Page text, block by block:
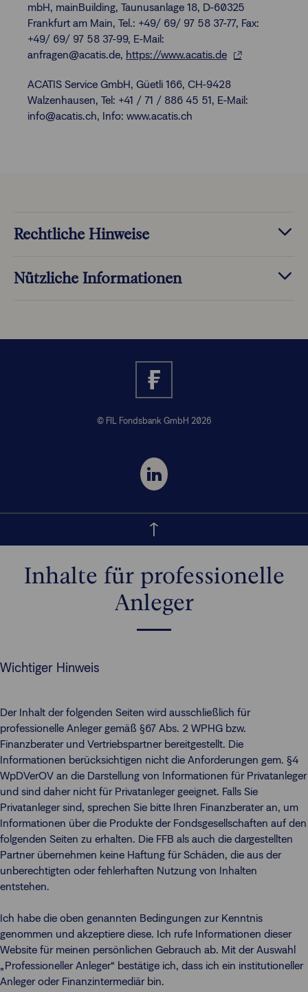
mbH, mainBuilding, Taunusanlage 18, D-60325
Frankfurt am Main, Tel.: +49/ 69/ 97 58 37-77, Fax:
+49/ 69/ 97 58 37-99, E-Mail:
anfragen@acatis.de, https://www.acatis.de
ACATIS Service GmbH, Güetli 166, CH-9428
Walzenhausen, Tel: +41 / 71 / 886 45 51, E-Mail:
info@acatis.ch, Info: www.acatis.ch
Rechtliche Hinweise
Nützliche Informationen
© FIL Fondsbank GmbH 2026
Inhalte für professionelle
Anleger
Wichtiger Hinweis
Der Inhalt der folgenden Seiten wird ausschließlich für
professionelle Anleger gemäß §67 Abs. 2 WPHG bzw.
Finanzberater und Vertriebspartner bereitgestellt. Die
Informationen berücksichtigen nicht die Anforderungen gem. §4
WpDVerOV an die Darstellung von Informationen für Privatanleger
und sind daher nicht für Privatanleger geeignet. Falls Sie
Privatanleger sind, sprechen Sie bitte Ihren Finanzberater an, um
Informationen über die Produkte der Fondsgesellschaften auf den
folgenden Seiten zu erhalten. Die FFB als auch die dargestellten
Partner übernehmen keine Haftung für Schäden, die aus der
unberechtigten oder fehlerhaften Nutzung von Inhalten
entstehen.
Ich habe die oben genannten Bedingungen zur Kenntnis
genommen und akzeptiere diese. Ich rufe Informationen dieser
Website für meinen persönlichen Gebrauch ab. Mit der Auswahl
„Professioneller Anleger“ bestätige ich, dass ich ein institutioneller
Anleger oder Finanzintermediär bin.